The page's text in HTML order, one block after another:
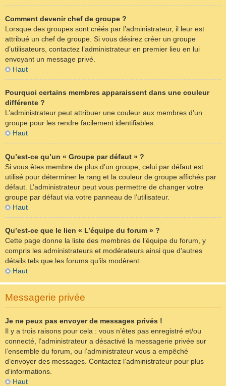
Comment devenir chef de groupe ?
Lorsque des groupes sont créés par l’administrateur, il leur est
attribué un chef de groupe. Si vous désirez créer un groupe
d’utilisateurs, contactez l’administrateur en premier lieu en lui
envoyant un message privé.
Haut
Pourquoi certains membres apparaissent dans une couleur
différente ?
L’administrateur peut attribuer une couleur aux membres d’un
groupe pour les rendre facilement identifiables.
Haut
Qu’est-ce qu’un « Groupe par défaut » ?
Si vous êtes membre de plus d’un groupe, celui par défaut est
utilisé pour déterminer le rang et la couleur de groupe affichés par
défaut. L’administrateur peut vous permettre de changer votre
groupe par défaut via votre panneau de l’utilisateur.
Haut
Qu’est-ce que le lien « L’équipe du forum » ?
Cette page donne la liste des membres de l’équipe du forum, y
compris les administrateurs et modérateurs ainsi que d’autres
détails tels que les forums qu’ils modèrent.
Haut
Messagerie privée
Je ne peux pas envoyer de messages privés !
Il y a trois raisons pour cela : vous n’êtes pas enregistré et/ou
connecté, l’administrateur a désactivé la messagerie privée sur
l’ensemble du forum, ou l’administrateur vous a empêché
d’envoyer des messages. Contactez l’administrateur pour plus
d’informations.
Haut